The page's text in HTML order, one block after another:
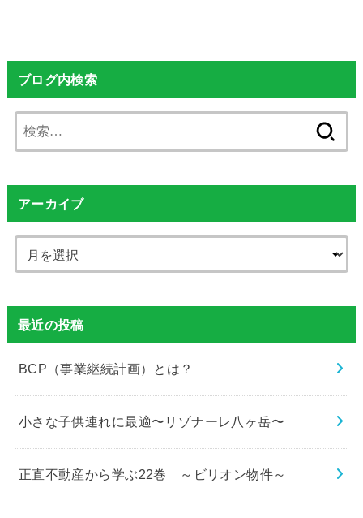
ブログ内検索
索:
アーカイブ
最近の投稿
BCP（事業継続計画）とは？
小さな子供連れに最適〜リゾナーレ八ヶ岳〜
正直不動産から学ぶ22巻 ～ビリオン物件～